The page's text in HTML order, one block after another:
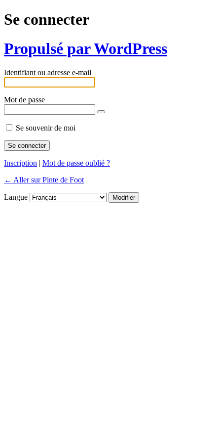
Se connecter
Propulsé par WordPress
Identifiant ou adresse e-mail
Mot de passe
Se souvenir de moi
Inscription | Mot de passe oublié ?
← Aller sur Pinte de Foot
Langue